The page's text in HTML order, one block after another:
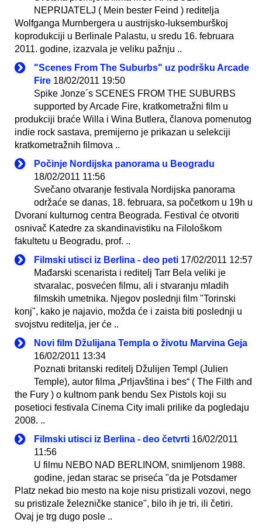
NEPRIJATELJ ( Mein bester Feind ) reditelja
Wolfganga Murnbergera u austrijsko-luksemburškoj
koprodukciji u Berlinale Palastu, u sredu 16. februara
2011. godine, izazvala je veliku pažnju ..
"Scenes From The Suburbs" uz podršku Arcade
Fire 18/02/2011 19:50
Spike Jonze´s SCENES FROM THE SUBURBS
supported by Arcade Fire, kratkometražni film u
produkciji braće Willa i Wina Butlera, članova pomenutog
indie rock sastava, premijerno je prikazan u selekciji
kratkometražnih filmova ..
Počinje Nordijska panorama u Beogradu
18/02/2011 11:56
Svečano otvaranje festivala Nordijska panorama
održaće se danas, 18. februara, sa početkom u 19h u
Dvorani kulturnog centra Beograda. Festival će otvoriti
osnivač Katedre za skandinavistiku na Filološkom
fakultetu u Beogradu, prof. ..
Filmski utisci iz Berlina - deo peti 17/02/2011 12:57
Mađarski scenarista i reditelj Tarr Bela veliki je
stvaralac, posvećen filmu, ali i stvaranju mladih
filmskih umetnika. Njegov poslednji film "Torinski
konj", kako je najavio, možda će i zaista biti poslednji u
svojstvu reditelja, jer će ..
Novi film Džulijana Templa o životu Marvina Geja
16/02/2011 13:34
Poznati britanski reditelj Džulijen Templ (Julien
Temple), autor filma „Prljavština i bes“ ( The Filth and
the Fury ) o kultnom pank bendu Sex Pistols koji su
posetioci festivala Cinema City imali prilike da pogledaju
2008. ..
Filmski utisci iz Berlina - deo četvrti 16/02/2011
11:56
U filmu NEBO NAD BERLINOM, snimljenom 1988.
godine, jedan starac se priseća "da je Potsdamer
Platz nekad bio mesto na koje nisu pristizali vozovi, nego
su pristizale železničke stanice", bilo ih je tri, ili četiri.
Ovaj je trg dugo posle ..